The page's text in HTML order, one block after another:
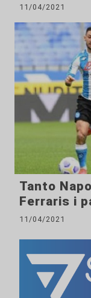
11/04/2021
Tanto
Ferraris i
11/04/2021